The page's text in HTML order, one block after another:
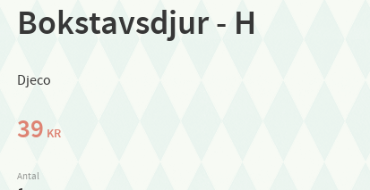
Bokstavsdjur - H
Djeco
39 KR
Antal